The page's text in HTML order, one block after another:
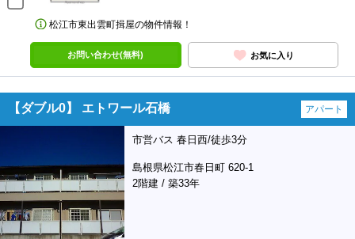
松江市東出雲町揖屋の物件情報！
お問い合わせ(無料) お気に入り
【ダブル0】 エトワール石橋 アパート
市営バス 春日西/徒歩3分
島根県松江市春日町 620-1
2階建 / 築33年